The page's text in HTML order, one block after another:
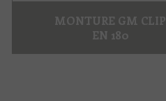
MONTURE GM CLIP
EN 180